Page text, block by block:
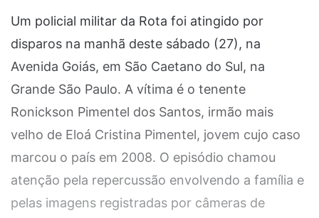
Um policial militar da Rota foi atingido por
disparos na manhã deste sábado (27), na
Avenida Goiás, em São Caetano do Sul, na
Grande São Paulo. A vítima é o tenente
Ronickson Pimentel dos Santos, irmão mais
velho de Eloá Cristina Pimentel, jovem cujo caso
marcou o país em 2008. O episódio chamou
atenção pela repercussão envolvendo a família e
pelas imagens registradas por câmeras de